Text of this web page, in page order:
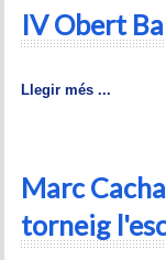
Historial del
Historial del
IV Obert
Llegir més ...
Marc
torneig